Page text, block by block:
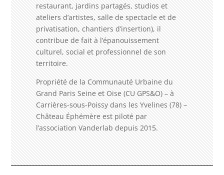
restaurant, jardins partagés, studios et
ateliers d’artistes, salle de spectacle et de
privatisation, chantiers d’insertion), il
contribue de fait à l’épanouissement
culturel, social et professionnel de son
territoire.
Propriété de la Communauté Urbaine du
Grand Paris Seine et Oise (CU GPS&O) – à
Carrières-sous-Poissy dans les Yvelines (78) –
Château Éphémère est piloté par
l’association Vanderlab depuis 2015.